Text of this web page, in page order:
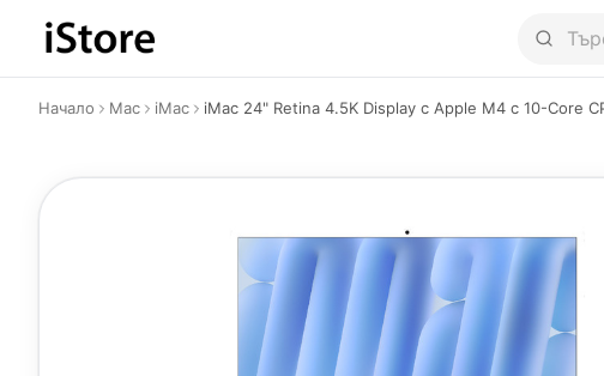
Към съдържанието
Начало Mac iMac iMac 24" Retina 4.5K Display с Apple M4 с 10-Core